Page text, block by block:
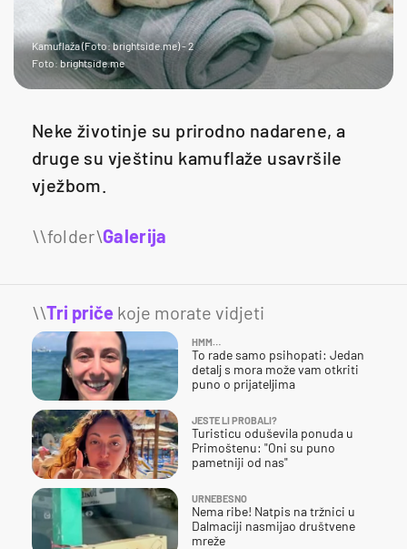
Kamuflaža (Foto: brightside.me) - 2
Foto: brightside.me
Neke životinje su prirodno nadarene, a
druge su vještinu kamuflaže usavršile
vježbom.
Galerija
\\Tri priče koje morate vidjeti
HMM…
To rade samo psihopati: Jedan
detalj s mora može vam otkriti
puno o prijateljima
JESTE LI PROBALI?
Turisticu oduševila ponuda u
Primoštenu: "Oni su puno
pametniji od nas"
URNEBESNO
Nema ribe! Natpis na tržnici u
Dalmaciji nasmijao društvene
mreže